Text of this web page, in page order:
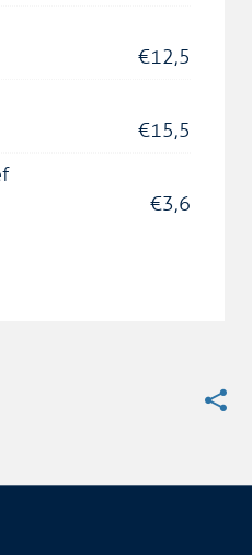
€12,5
€15,5
€3,6
deze